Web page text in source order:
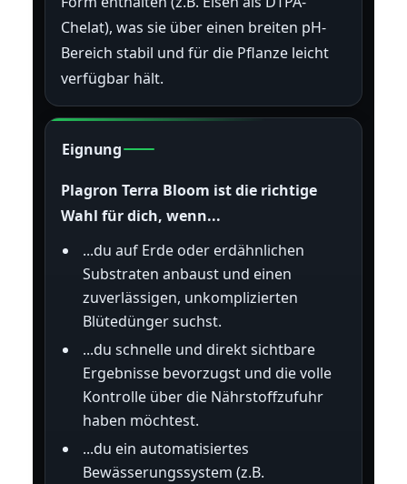
Chelat), was sie über einen breiten pH-
Bereich stabil und für die Pflanze leicht
verfügbar hält.
Eignung
Plagron Terra Bloom ist die richtige
Wahl für dich, wenn...
...du auf Erde oder erdähnlichen
Substraten anbaust und einen
zuverlässigen, unkomplizierten
Blütedünger suchst.
...du schnelle und direkt sichtbare
Ergebnisse bevorzugst und die volle
Kontrolle über die Nährstoffzufuhr
haben möchtest.
...du ein automatisiertes
Bewässerungssystem (z.B.